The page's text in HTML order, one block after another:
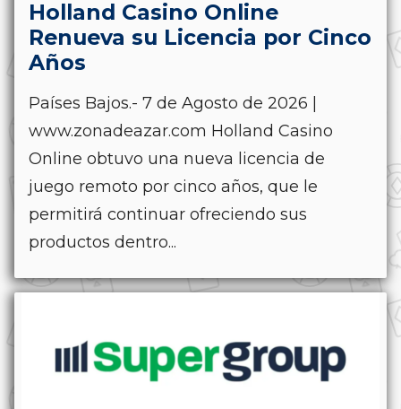
Holland Casino Online
Renueva su Licencia por Cinco
Años
Países Bajos.- 7 de Agosto de 2026 |
www.zonadeazar.com Holland Casino
Online obtuvo una nueva licencia de
juego remoto por cinco años, que le
permitirá continuar ofreciendo sus
productos dentro...